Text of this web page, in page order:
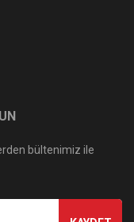
bültenimiz ile